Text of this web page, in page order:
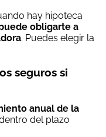
hay hipoteca
obligarte a
. Puedes elegir la
seguros si
anual de la
del plazo